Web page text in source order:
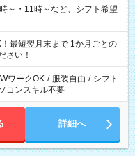
・11時～など、シフト希望
最短翌月末まで 1か月ごとの
さい！
ワークOK / 服装自由 / シフト
コンスキル不要
詳細へ